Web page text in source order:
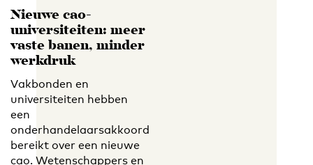
Nieuwe cao-
universiteiten: meer
vaste banen, minder
werkdruk
Vakbonden en
universiteiten hebben
een
onderhandelaarsakkoord
bereikt over een nieuwe
cao. Wetenschappers en